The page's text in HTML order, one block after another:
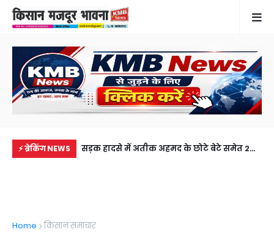
⚡ ब्रेकिंग NEWS
में से नहीं पहुंची एक
सड़क हादसे में अतीक अहमद के छोटे बेटे समेत 2
Home किसान समाचार